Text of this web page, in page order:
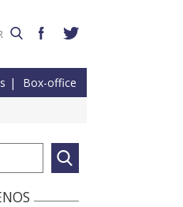
Box-office